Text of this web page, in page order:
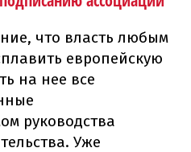
что власть любым
европейскую
на нее все
руководства
Уже